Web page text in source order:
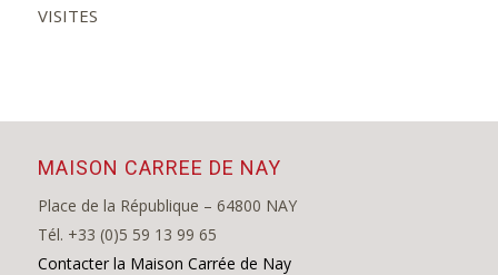
VISITES
MAISON CARREE DE NAY
Place de la République – 64800 NAY
Tél. +33 (0)5 59 13 99 65
Contacter la Maison Carrée de Nay